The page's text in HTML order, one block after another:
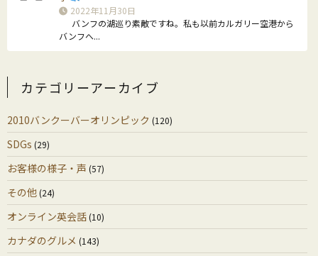
2022年11月30日
バンフの湖巡り素敵ですね。私も以前カルガリー空港から
バンフへ...
カテゴリーアーカイブ
2010バンクーバーオリンピック (120)
SDGs (29)
お客様の様子・声 (57)
その他(24)
オンライン英会話(10)
カナダのグルメ (143)